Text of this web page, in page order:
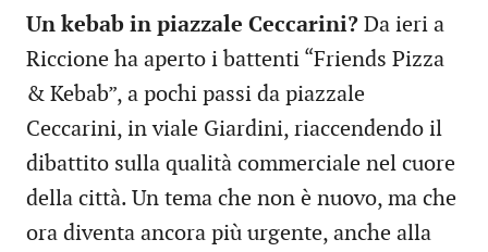
Un kebab in piazzale Ceccarini? Da ieri a
Riccione ha aperto i battenti “Friends Pizza
& Kebab”, a pochi passi da piazzale
Ceccarini, in viale Giardini, riaccendendo il
dibattito sulla qualità commerciale nel cuore
della città. Un tema che non è nuovo, ma che
ora diventa ancora più urgente, anche alla